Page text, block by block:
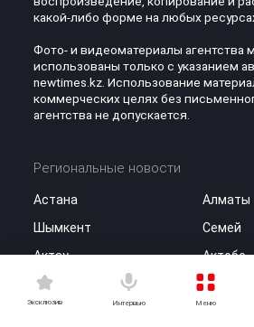
Эксклюзив Интервью Меню
какой-либо форме на любых
Фото- и видеоматериалы агентства
использованы только с указанием
newtimes.kz. Использование
коммерческих целях без
агентства не допускается.
Региональные новости
Астана
Алматы
Шымкент
Семей
Актау
Актобе
Атырау